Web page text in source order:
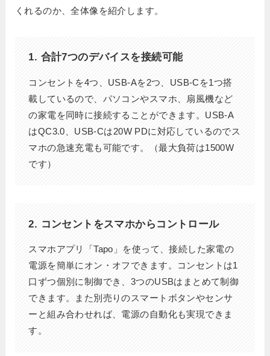
くれるのか、全体像を紹介します。
1. 合計7つのデバイスを接続可能
コンセントを4つ、USB-Aを2つ、USB-Cを1つ搭
載しているので、パソコンやスマホ、扇風機など
の家電を同時に接続することができます。USB-A
はQC3.0、USB-Cは20W PDに対応しているのでス
マホの急速充電も可能です。（最大負荷は1500W
です）
2. コンセントをスマホからコントロール
スマホアプリ「Tapo」を使って、接続した家電の
電源を簡単にオン・オフできます。コンセントは1
口ずつ個別に制御でき、3つのUSBはまとめて制御
できます。また別売りのスマートボタンやセンサ
ーと組み合わせれば、電源の自動化も実現できま
す。